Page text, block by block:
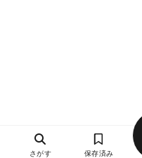
さがす 保存済み